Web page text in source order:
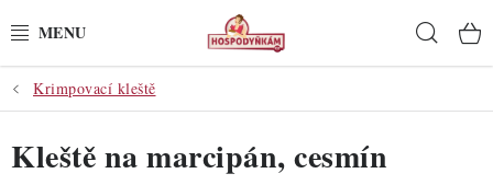
na
POTŘEBY
POMŮCKY
Krimpovací kleště
Kleště na marcipán, cesmín